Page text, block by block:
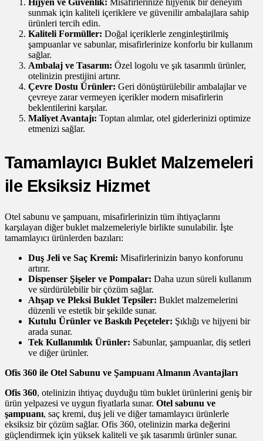
sunmak için kaliteli içeriklere ve güvenilir ambalajlara sahip
ürünleri tercih edin.
Kaliteli Formüller: Doğal içeriklerle zenginleştirilmiş
şampuanlar ve sabunlar, misafirlerinize konforlu bir kullanım
sağlar.
Ambalaj ve Tasarım: Özel logolu ve şık tasarımlı ürünler,
otelinizin prestijini artırır.
Çevre Dostu Ürünler: Geri dönüştürülebilir ambalajlar ve
çevreye zarar vermeyen içerikler modern misafirlerin
beklentilerini karşılar.
Maliyet Avantajı: Toptan alımlar, otel giderlerinizi optimize
etmenizi sağlar.
Tamamlayıcı Buklet Malzemeleri
ile Eksiksiz Hizmet
Otel sabunu ve şampuanı, misafirlerinizin tüm ihtiyaçlarını
karşılayan diğer buklet malzemeleriyle birlikte sunulabilir. İşte
tamamlayıcı ürünlerden bazıları:
Duş Jeli ve Saç Kremi: Misafirlerinizin banyo konforunu
artırır.
Dispenser Şişeler ve Pompalar: Daha uzun süreli kullanım
ve sürdürülebilir bir çözüm sağlar.
Ahşap ve Pleksi Buklet Tepsiler: Buklet malzemelerini
düzenli ve estetik bir şekilde sunar.
Kutulu Ürünler ve Baskılı Peçeteler: Şıklığı ve hijyeni bir
arada sunar.
Tek Kullanımlık Ürünler: Sabunlar, şampuanlar, diş setleri
ve diğer ürünler.
Ofis 360 ile Otel Sabunu ve Şampuanı Almanın Avantajları
Ofis 360, otelinizin ihtiyaç duyduğu tüm buklet ürünlerini geniş bir
ürün yelpazesi ve uygun fiyatlarla sunar. Otel sabunu ve
şampuanı, saç kremi, duş jeli ve diğer tamamlayıcı ürünlerle
eksiksiz bir çözüm sağlar. Ofis 360, otelinizin marka değerini
güçlendirmek için yüksek kaliteli ve şık tasarımlı ürünler sunar.